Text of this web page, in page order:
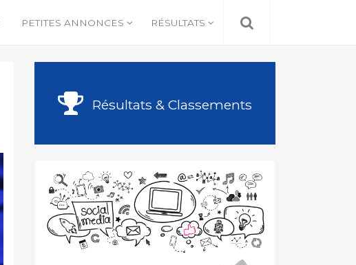
PETITES ANNONCES RÉSULTATS
Résultats & Classements